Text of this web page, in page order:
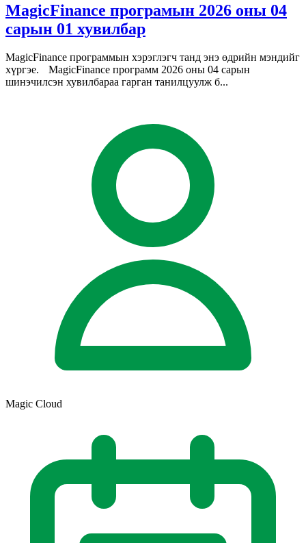
MagicFinance програмын 2026 оны 04
сарын 01 хувилбар
MagicFinance программын хэрэглэгч танд энэ өдрийн мэндийг
хүргэе. MagicFinance программ 2026 оны 04 сарын
шинэчилсэн хувилбараа гарган танилцуулж б...
Magic Cloud